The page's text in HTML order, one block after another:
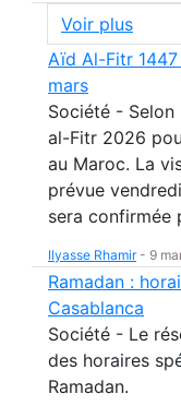
Voir plus
Aïd Al-Fitr
mars
Société -
al-Fitr 2026
au Maroc. La
prévue
sera confirmée
Ilyasse Rhamir- 9
Ramadan :
Casablanca
Société - Le
des horaires
Ramadan.